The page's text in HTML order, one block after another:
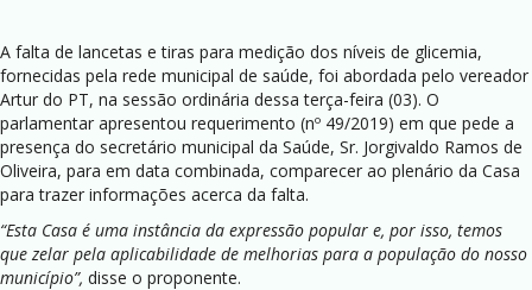
A falta de lancetas e tiras para medição dos níveis de glicemia,
fornecidas pela rede municipal de saúde, foi abordada pelo vereador
Artur do PT, na sessão ordinária dessa terça-feira (03). O
parlamentar apresentou requerimento (nº 49/2019) em que pede a
presença do secretário municipal da Saúde, Sr. Jorgivaldo Ramos de
Oliveira, para em data combinada, comparecer ao plenário da Casa
para trazer informações acerca da falta.
“Esta Casa é uma instância da expressão popular e, por isso, temos
que zelar pela aplicabilidade de melhorias para a população do nosso
município”, disse o proponente.